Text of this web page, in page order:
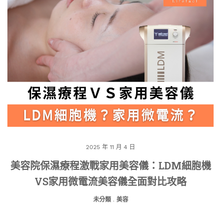
2025 年 11 月 4 日
美容院保濕療程激戰家用美容儀：LDM細胞機
VS家用微電流美容儀全面對比攻略
未分類. 美容